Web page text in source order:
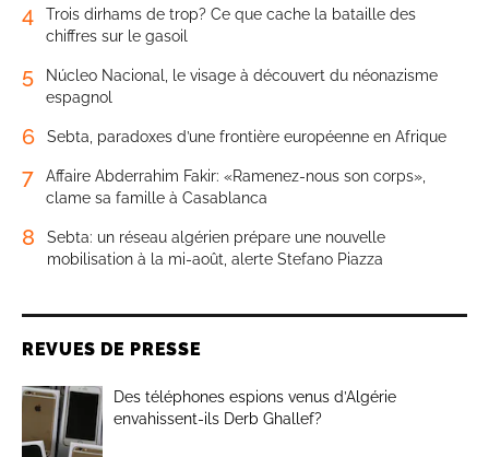
4
Trois dirhams de trop? Ce que cache la bataille des
chiffres sur le gasoil
5
Núcleo Nacional, le visage à découvert du néonazisme
espagnol
6 Sebta, paradoxes d’une frontière européenne en Afrique
7
Affaire Abderrahim Fakir: «Ramenez-nous son corps»,
clame sa famille à Casablanca
8
Sebta: un réseau algérien prépare une nouvelle
mobilisation à la mi-août, alerte Stefano Piazza
REVUES DE PRESSE
Des téléphones espions venus d’Algérie
envahissent-ils Derb Ghallef?